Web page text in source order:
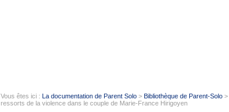
Vous êtes ici : La documentation de Parent Solo > Bibliothèque de Parent-Solo >
ressorts de la violence dans le couple de Marie-France Hirigoyen